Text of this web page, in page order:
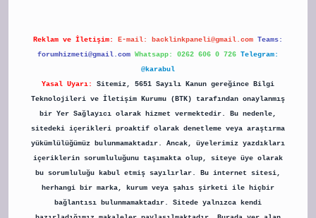
Reklam ve İletişim: E-mail: backlinkpaneli@gmail.com Teams:
forumhizmeti@gmail.com Whatsapp: 0262 606 0 726 Telegram:
@karabul
Yasal Uyarı:
Sitemiz, 5651 Sayılı Kanun gereğince Bilgi
Teknolojileri ve İletişim Kurumu (BTK) tarafından onaylanmış
bir Yer Sağlayıcı olarak hizmet vermektedir. Bu nedenle,
sitedeki içerikleri proaktif olarak denetleme veya araştırma
yükümlülüğümüz bulunmamaktadır. Ancak, üyelerimiz yazdıkları
içeriklerin sorumluluğunu taşımakta olup, siteye üye olarak
bu sorumluluğu kabul etmiş sayılırlar. Bu internet sitesi,
herhangi bir marka, kurum veya şahıs şirketi ile hiçbir
bağlantısı bulunmamaktadır. Sitede yalnızca kendi